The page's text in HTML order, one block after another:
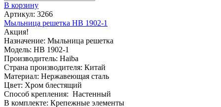
В корзину
Артикул: 3266
Мыльница решетка HB 1902-1
Акция!
Назначение: Мыльница решетка
Модель: HB 1902-1
Производитель: Haiba
Страна производителя: Китай
Материал: Нержавеющая сталь
Цвет: Хром блестящий
Способ крепления: Настенный
В комплекте: Крепежные элементы